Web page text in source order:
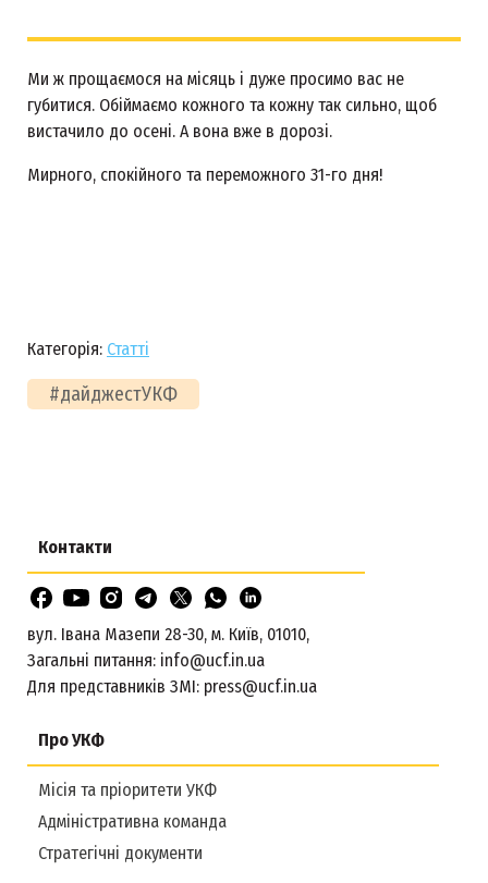
Ми ж прощаємося на місяць і дуже просимо вас не
губитися. Обіймаємо кожного та кожну так сильно, щоб
вистачило до осені. А вона вже в дорозі.
Мирного, спокійного та переможного 31-го дня!
Категорія: Статті
#дайджестУКФ
Про УКФ
Місія та пріоритети УКФ
Адміністративна команда
Стратегічні документи
Контакти
вул. Івана Мазепи 28-30, м. Київ, 01010,
Загальні питання: info@ucf.in.ua
Для представників ЗМІ: press@ucf.in.ua